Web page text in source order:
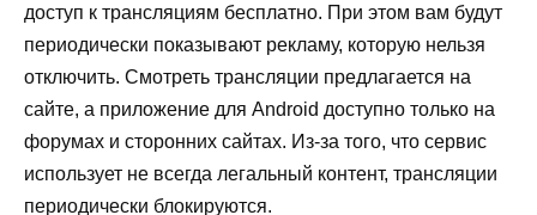
доступ к трансляциям бесплатно. При этом вам будут
периодически показывают рекламу, которую нельзя
отключить. Смотреть трансляции предлагается на
сайте, а приложение для Android доступно только на
форумах и сторонних сайтах. Из-за того, что сервис
использует не всегда легальный контент, трансляции
периодически блокируются.